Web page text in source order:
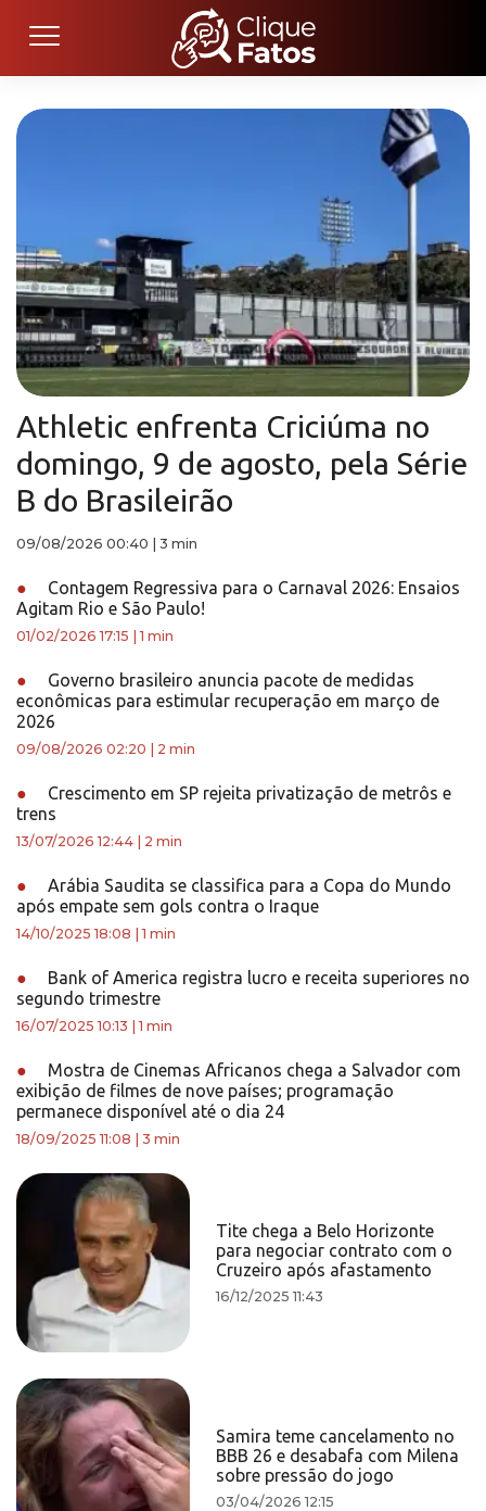
Athletic enfrenta Criciúma no
domingo, 9 de agosto, pela Série
B do Brasileirão
09/08/2026 00:40 3 min
●
Contagem Regressiva para o Carnaval 2026: Ensaios
Agitam Rio e São Paulo!
01/02/2026 17:15 |1 min
●
Governo brasileiro anuncia pacote de medidas
econômicas para estimular recuperação em março de
2026
09/08/2026 02:20 2 min
●
Crescimento em SP rejeita privatização de metrôs e
trens
13/07/2026 12:44 2 min
●
Arábia Saudita se classifica para a Copa do Mundo
após empate sem gols contra o Iraque
14/10/2025 18:08 |1 min
●
Bank of America registra lucro e receita superiores no
segundo trimestre
16/07/2025 10:13 |1 min
●
Mostra de Cinemas Africanos chega a Salvador com
exibição de filmes de nove países; programação
permanece disponível até o dia 24
18/09/2025 11:08 3 min
Tite chega a Belo Horizonte
para negociar contrato com o
Cruzeiro após afastamento
16/12/2025 11:43
Samira teme cancelamento no
BBB 26 e desabafa com Milena
sobre pressão do jogo
03/04/2026 12:15